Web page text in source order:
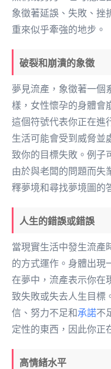
象徵著延誤、失敗、挫
重來似乎牽強的地步。
破裂和崩潰的象徵
夢見流產，象徵著一個
樣，女性懷孕的身體會
這個符號代表你正在進
生活可能會受到威脅並
致你的目標失敗。例子
由於與老闆的問題而失
釋夢境和尋找夢境圖的
人生的錯誤或錯誤
當現實生活中發生流產
的方式運作。身體出現
在夢中，流產表示你在
致失敗或失去人生目標
信、努力不足和承諾不
定性的東西，因此你正
高情緒水平